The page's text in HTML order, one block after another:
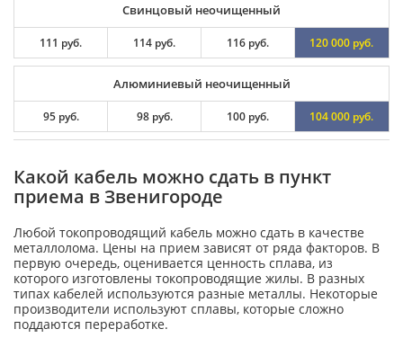
Свинцовый неочищенный
111 руб. 114 руб. 116 руб. 120 000 руб.
Алюминиевый неочищенный
95 руб. 98 руб. 100 руб. 104 000 руб.
Какой кабель можно сдать в пункт
приема в Звенигороде
Любой токопроводящий кабель можно сдать в качестве
металлолома. Цены на прием зависят от ряда факторов. В
первую очередь, оценивается ценность сплава, из
которого изготовлены токопроводящие жилы. В разных
типах кабелей используются разные металлы. Некоторые
производители используют сплавы, которые сложно
поддаются переработке.